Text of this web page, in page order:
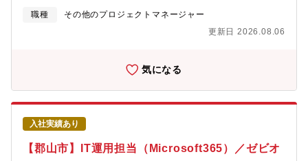
支える業務改革・DX推進プロジェクトの中心メンバーとして、事
だきます。【具体的には】・店舗・本部など各部門への業務ヒア
た企画立案・要件定義・プロジェクト計画の策定および進捗管
理・社内各部門との調整・ファシリテーション・外部ベンダーの
コントロール・基幹システムの改善提案および保守案件の推進※
東京本社への出張が発生する場合があります。【現在進行中のプ
ロジェクト例】・基幹システム刷新プロジェクト・全国の店舗・
本部を横断する大規模システム改革・EC事業成長プロジェクト・
業務効率化と売上最大化を目的とした業務改善・全社DX推進・業
務フロー標準化およびデジタル活用による生産性向上【このポジ
職種
その他のプロジェクトマネージャー
更新日 2026.08.06
気になる
入社実績あり
【郡山市】IT運用担当（Microsoft365）／ゼビオ